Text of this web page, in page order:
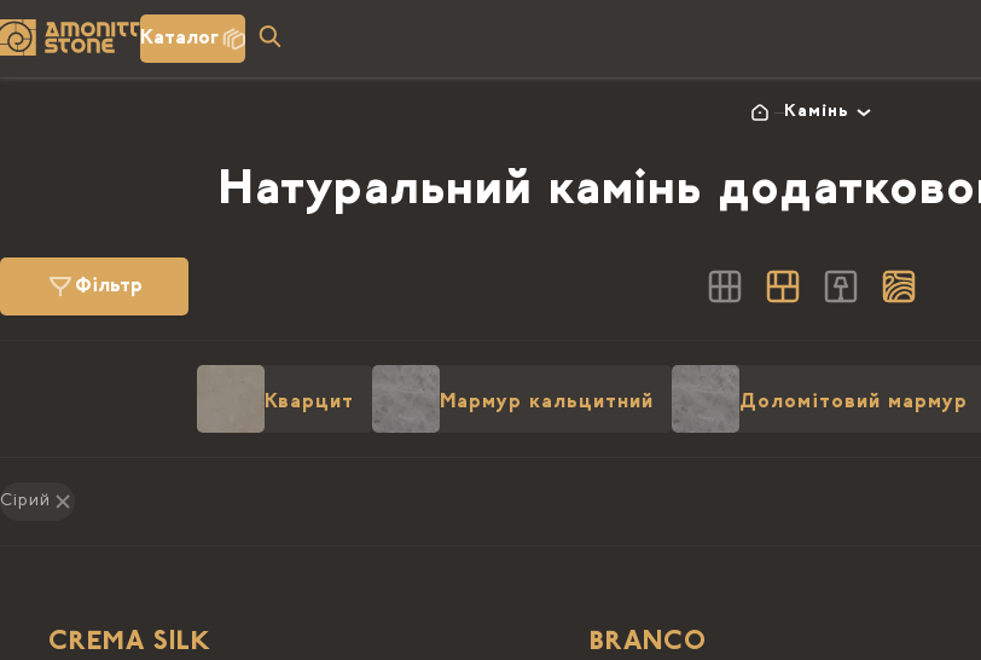
Каталог
Камінь
Натуральний камінь
Фільтр
Кварцит Мармур кальцитний Доломітовий мармур
Сірий
CREMA SILK BRANCO